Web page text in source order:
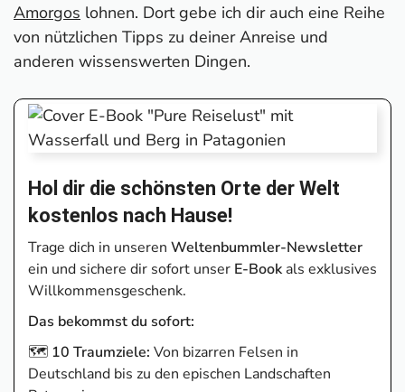
Amorgos lohnen. Dort gebe ich dir auch eine Reihe
von nützlichen Tipps zu deiner Anreise und
anderen wissenswerten Dingen.
Hol dir die schönsten Orte der Welt
kostenlos nach Hause!
Trage dich in unseren Weltenbummler-Newsletter
ein und sichere dir sofort unser E-Bookals exklusives
Willkommensgeschenk.
Das bekommst du sofort:
🗺️ 10 Traumziele: Von bizarren Felsen in
Deutschland bis zu den epischen Landschaften